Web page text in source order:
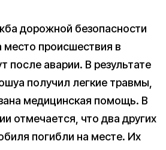
дорожной безопасности
место происшествия в
после аварии. В результате
получил легкие травмы,
медицинская помощь. В
отмечается, что два других
погибли на месте. Их